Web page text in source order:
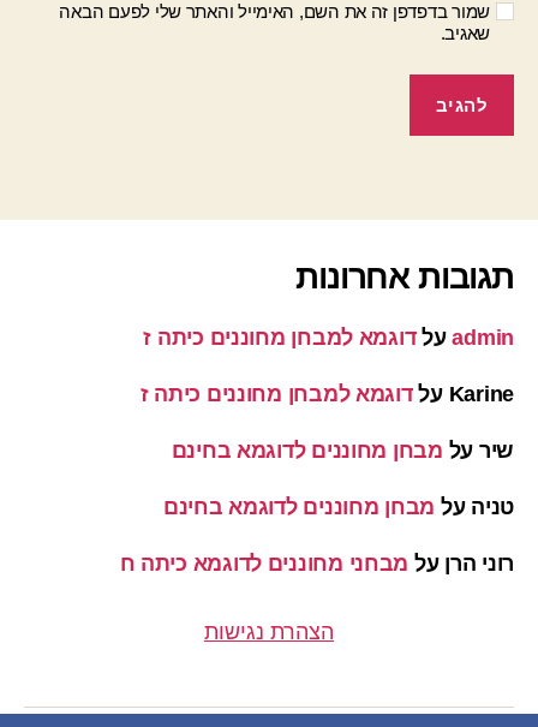
שמור בדפדפן זה את השם, האימייל והאתר שלי לפעם הבאה
שאגיב.
תגובות אחרונות
adminעלדוגמא למבחן מחוננים כיתה ז
Karine עלדוגמא למבחן מחוננים כיתה ז
שיר על מבחן מחוננים לדוגמא בחינם
טניה על מבחן מחוננים לדוגמא בחינם
רוני הרן על מבחני מחוננים לדוגמא כיתה ח
הצהרת נגישות